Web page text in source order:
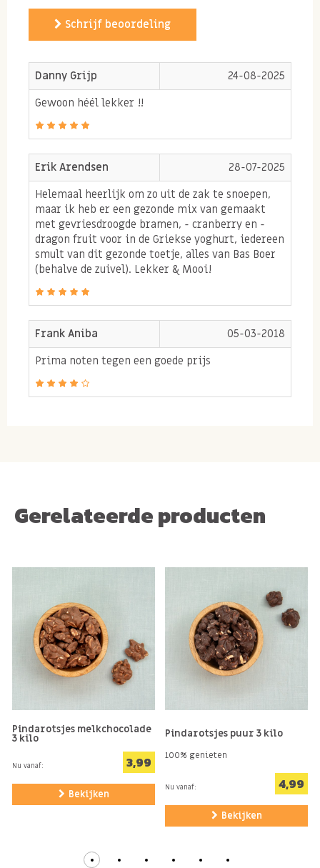
romige structuur. De chocolade smelt op je tong! Door
te kiezen voor kingsize kwaliteitspinda's ontstaat er
krokant van binnen!
We hebben 3 populaire chocolade pinda's in ons
assortiment namelijk
Purechocolade pinda's
Kiddys ook wel bekend als de vrolijke chocolade
gekleurde pinda's
Schrijf beoordeling
Danny Grijp
24-08-2025
Gewoon héél lekker !!
Erik Arendsen
28-07-2025
Helemaal heerlijk om zo uit de zak te snoepen,
maar ik heb er een gezonde mix van gemaakt
met gevriesdroogde bramen, - cranberry en -
dragon fruit voor in de Griekse yoghurt, iedereen
smult van dit gezonde toetje, alles van Bas Boer
(behalve de zuivel). Lekker & Mooi!
Frank Aniba
05-03-2018
Prima noten tegen een goede prijs
Gerelateerde producten
Pindarotsjes melkchocolade
3 kilo
Nu vanaf: 3,99
Bekijken
Pindarotsjes puur 3 kilo
100% genieten
Nu vanaf: 4,99
Bekijken